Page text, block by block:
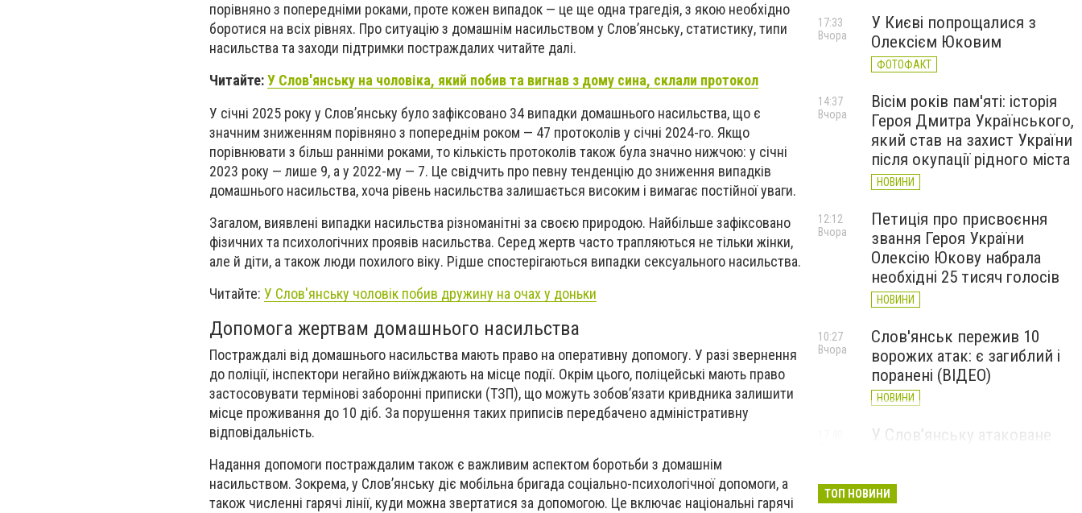
порівняно з попередніми роками, проте кожен випадок — це ще одна трагедія, з якою необхідно
боротися на всіх рівнях. Про ситуацію з домашнім насильством у Слов’янську, статистику, типи
насильства та заходи підтримки постраждалих читайте далі.
Читайте:У Слов'янську на чоловіка, який побив та вигнав з дому сина, склали протокол
У січні 2025 року у Слов’янську було зафіксовано 34 випадки домашнього насильства, що є
значним зниженням порівняно з попереднім роком — 47 протоколів у січні 2024-го. Якщо
порівнювати з більш ранніми роками, то кількість протоколів також була значно нижчою: у січні
2023 року — лише 9, а у 2022-му — 7. Це свідчить про певну тенденцію до зниження випадків
домашнього насильства, хоча рівень насильства залишається високим і вимагає постійної уваги.
Загалом, виявлені випадки насильства різноманітні за своєю природою. Найбільше зафіксовано
фізичних та психологічних проявів насильства. Серед жертв часто трапляються не тільки жінки,
але й діти, а також люди похилого віку. Рідше спостерігаються випадки сексуального насильства.
Читайте: У Слов'янську чоловік побив дружину на очах у доньки
Допомога жертвам домашнього насильства
Постраждалі від домашнього насильства мають право на оперативну допомогу. У разі звернення
до поліції, інспектори негайно виїжджають на місце події. Окрім цього, поліцейські мають право
застосовувати термінові заборонні приписки (ТЗП), що можуть зобов’язати кривдника залишити
місце проживання до 10 діб. За порушення таких приписів передбачено адміністративну
відповідальність.
Надання допомоги постраждалим також є важливим аспектом боротьби з домашнім
насильством. Зокрема, у Слов’янську діє мобільна бригада соціально-психологічної допомоги, а
також численні гарячі лінії, куди можна звертатися за допомогою. Це включає національні гарячі
У Києві попрощалися з
Олексієм Юковим
ФОТОФАКТ
17:33
Вчора
Вісім років пам'яті: історія
Героя Дмитра Українського,
який став на захист України
після окупації рідного міста
НОВИНИ
14:37
Вчора
Петиція про присвоєння
звання Героя України
Олексію Юкову набрала
необхідні 25 тисяч голосів
НОВИНИ
12:12
Вчора
Слов'янськ пережив 10
ворожих атак: є загиблий і
поранені (ВІДЕО)
НОВИНИ
10:27
Вчора
У Слов’янську атаковане
НОВИНИ
ТОП НОВИНИ